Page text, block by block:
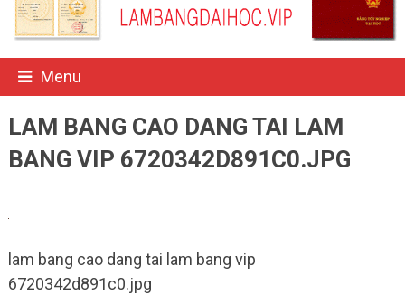
Menu
LAM BANG CAO DANG TAI LAM
BANG VIP 6720342D891C0.JPG
lam bang cao dang tai lam bang vip
6720342d891c0.jpg